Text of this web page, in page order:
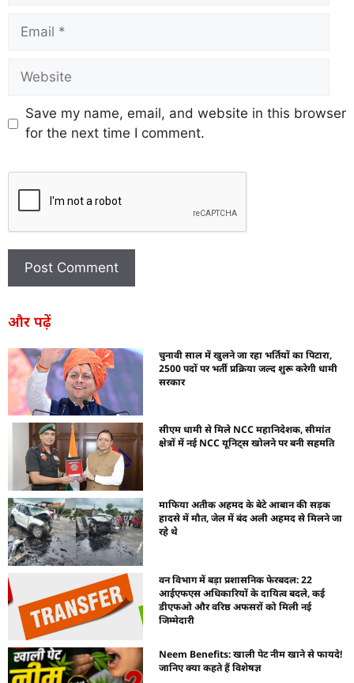
Save my name, email, and website in this browser
for the next time I comment.
और पढ़ें
चुनावी साल में खुलने जा रहा भर्तियों का पिटारा,
2500 पदों पर भर्ती प्रक्रिया जल्द शुरू करेगी धामी
सरकार
सीएम धामी से मिले NCC महानिदेशक, सीमांत
क्षेत्रों में नई NCC यूनिट्स खोलने पर बनी सहमति
माफिया अतीक अहमद के बेटे आबान की सड़क
हादसे में मौत, जेल में बंद अली अहमद से मिलने जा
रहे थे
वन विभाग में बड़ा प्रशासनिक फेरबदल: 22
आईएफएस अधिकारियों के दायित्व बदले, कई
डीएफओ और वरिष्ठ अफसरों को मिली नई
जिम्मेदारी
Neem Benefits: खाली पेट नीम खाने से फायदे!
जानिए क्या कहते हैं विशेषज्ञ